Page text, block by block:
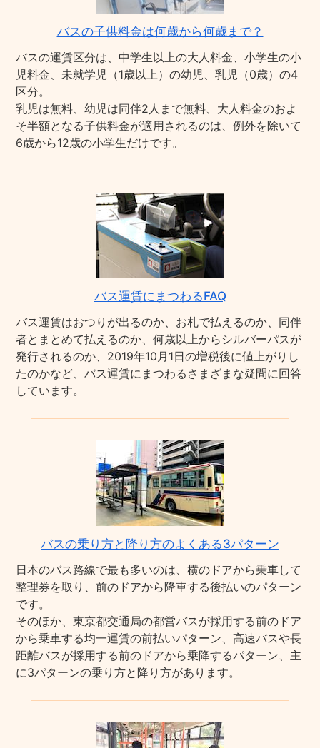
バスの子供料金は何歳から何歳まで？
バスの運賃区分は、中学生以上の大人料金、小学生の小
児料金、未就学児（1歳以上）の幼児、乳児（0歳）の4
区分。
乳児は無料、幼児は同伴2人まで無料、大人料金のおよ
そ半額となる子供料金が適用されるのは、例外を除いて
6歳から12歳の小学生だけです。
バス運賃にまつわるFAQ
バス運賃はおつりが出るのか、お札で払えるのか、同伴
者とまとめて払えるのか、何歳以上からシルバーパスが
発行されるのか、2019年10月1日の増税後に値上がりし
たのかなど、バス運賃にまつわるさまざまな疑問に回答
しています。
バスの乗り方と降り方のよくある3パターン
日本のバス路線で最も多いのは、横のドアから乗車して
整理券を取り、前のドアから降車する後払いのパターン
です。
そのほか、東京都交通局の都営バスが採用する前のドア
から乗車する均一運賃の前払いパターン、高速バスや長
距離バスが採用する前のドアから乗降するパターン、主
に3パターンの乗り方と降り方があります。